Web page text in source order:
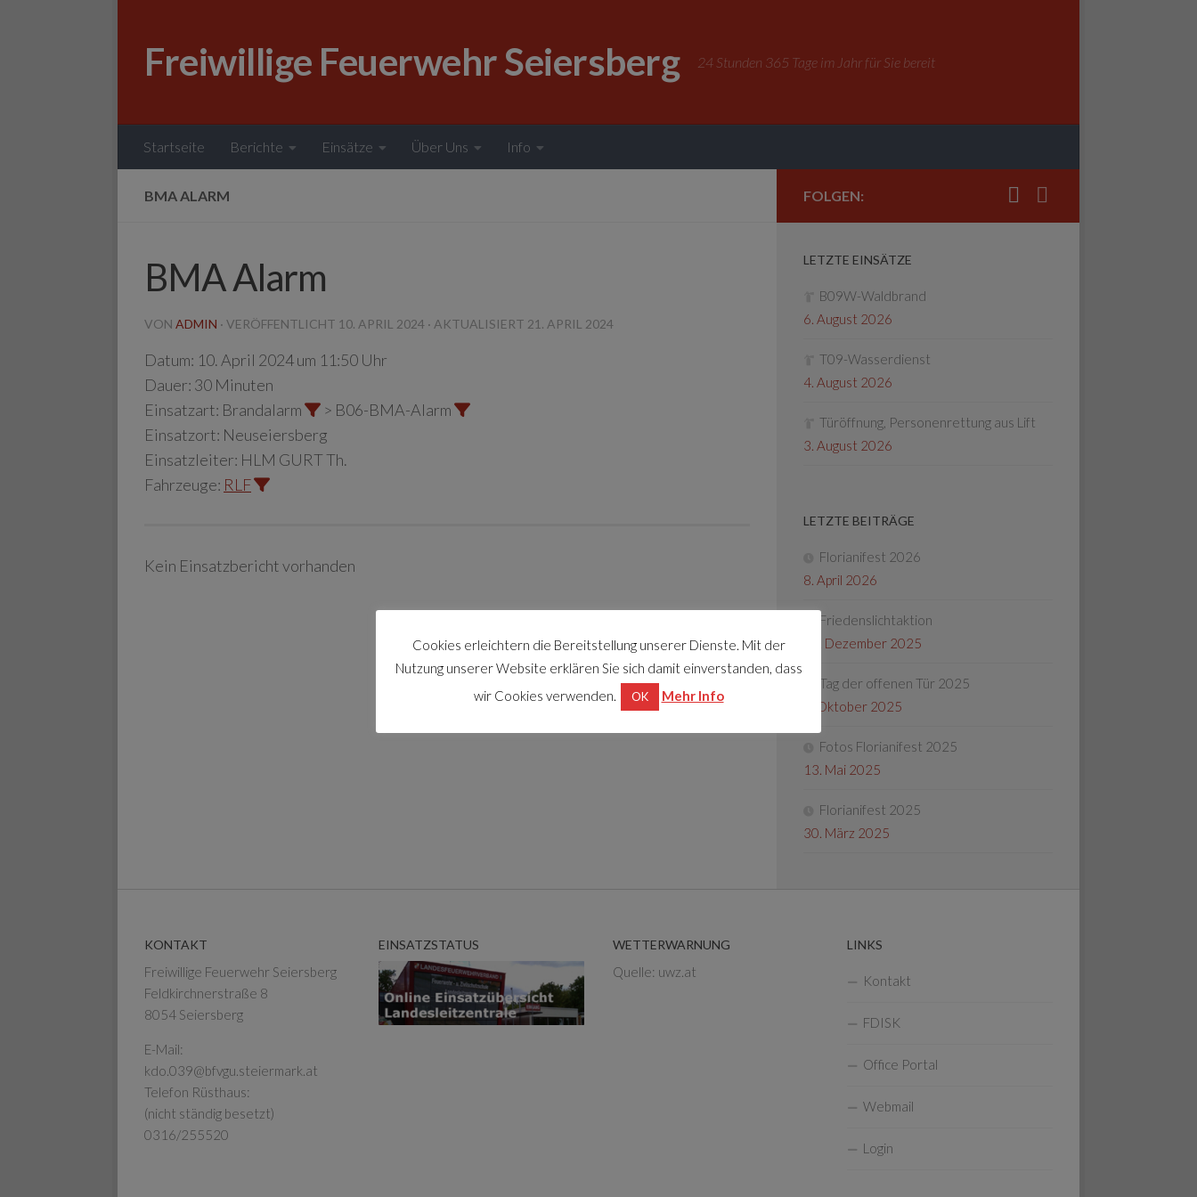
Freiwillige Feuerwehr Seiersberg 24 Stunden 365 Tage im Jahr für Sie bereit
Startseite Berichte Einsätze Über Uns Info
BMA ALARM
BMA Alarm
VON ADMIN · VERÖFFENTLICHT 10. APRIL 2024 · AKTUALISIERT 21. APRIL 2024
Datum: 10. April 2024 um 11:50 Uhr
Dauer: 30 Minuten
Einsatzart: Brandalarm
> B06-BMA-Alarm
Einsatzort: Neuseiersberg
Einsatzleiter: HLM GURT Th.
Fahrzeuge: RLF
Kein Einsatzbericht vorhanden
FOLGEN:
LETZTE EINSÄTZE
B09W-Waldbrand
6. August 2026
T09-Wasserdienst
4. August 2026
Türöffnung, Personenrettung aus Lift
3. August 2026
LETZTE BEITRÄGE
Florianifest 2026
8. April 2026
Friedenslichtaktion
22. Dezember 2025
Tag der offenen Tür 2025
4. Oktober 2025
Fotos Florianifest 2025
13. Mai 2025
Florianifest 2025
30. März 2025
KONTAKT
Freiwillige Feuerwehr Seiersberg
Feldkirchnerstraße 8
8054 Seiersberg
E-Mail:
kdo.039@bfvgu.steiermark.at
Telefon Rüsthaus:
(nicht ständig besetzt)
0316/255520
EINSATZSTATUS WETTERWARNUNG
Quelle: uwz.at
LINKS
Kontakt
FDISK
Office Portal
Webmail
Login
Cookies erleichtern die Bereitstellung unserer Dienste. Mit der
Nutzung unserer Website erklären Sie sich damit einverstanden, dass
wir Cookies verwenden.
OK Mehr Info